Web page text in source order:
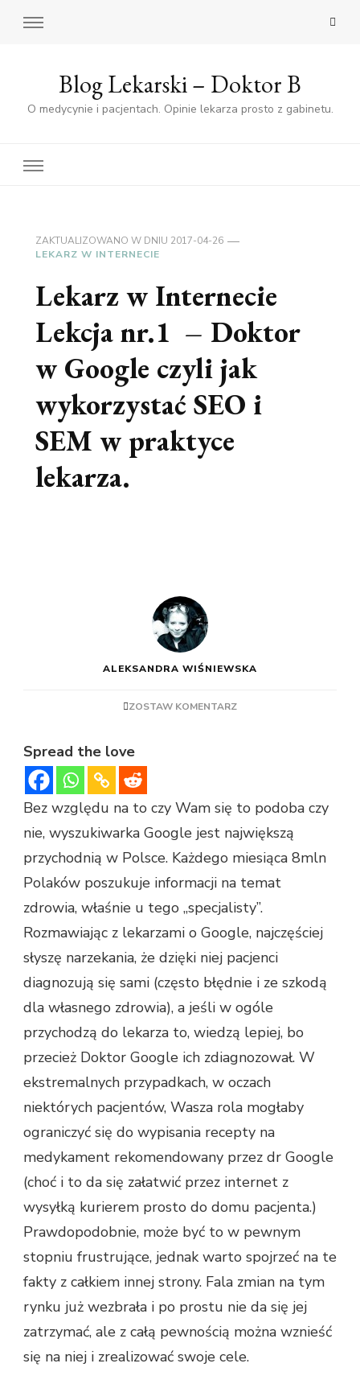
Blog Lekarski – Doktor B
O medycynie i pacjentach. Opinie lekarza prosto z gabinetu.
ZAKTUALIZOWANO W DNIU 2017-04-26
LEKARZ W INTERNECIE
Lekarz w Internecie
Lekcja nr.1 – Doktor
w Google czyli jak
wykorzystać SEO i
SEM w praktyce
lekarza.
ALEKSANDRA WIŚNIEWSKA
ZOSTAW KOMENTARZ
Spread the love
Bez względu na to czy Wam się to podoba czy
nie, wyszukiwarka Google jest największą
przychodnią w Polsce. Każdego miesiąca 8mln
Polaków poszukuje informacji na temat
zdrowia, właśnie u tego „specjalisty”.
Rozmawiając z lekarzami o Google, najczęściej
słyszę narzekania, że dzięki niej pacjenci
diagnozują się sami (często błędnie i ze szkodą
dla własnego zdrowia), a jeśli w ogóle
przychodzą do lekarza to, wiedzą lepiej, bo
przecież Doktor Google ich zdiagnozował. W
ekstremalnych przypadkach, w oczach
niektórych pacjentów, Wasza rola mogłaby
ograniczyć się do wypisania recepty na
medykament rekomendowany przez dr Google
(choć i to da się załatwić przez internet z
wysyłką kurierem prosto do domu pacjenta.)
Prawdopodobnie, może być to w pewnym
stopniu frustrujące, jednak warto spojrzeć na te
fakty z całkiem innej strony. Fala zmian na tym
rynku już wezbrała i po prostu nie da się jej
zatrzymać, ale z całą pewnością można wznieść
się na niej i zrealizować swoje cele.